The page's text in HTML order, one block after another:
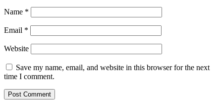
Name *
Email *
Website
Save my name, email, and website in this browser for the next
time I comment.